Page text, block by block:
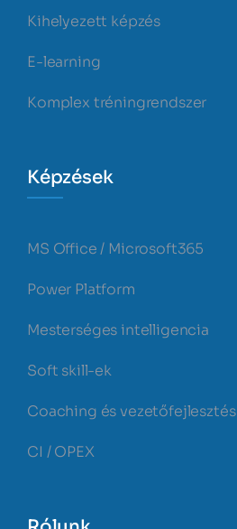
Kihelyezett képzés
E-learning
Komplex tréningrendszer
Képzések
MS Office / Microsoft365
Power Platform
Mesterséges intelligencia
Soft skill-ek
Coaching és vezetőfejlesztés
CI / OPEX